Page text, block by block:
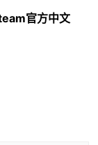
官方中文